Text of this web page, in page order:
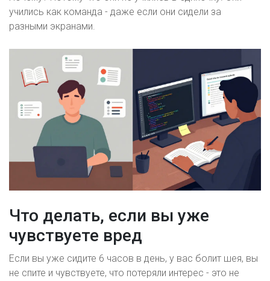
учились как команда - даже если они сидели за
разными экранами.
Что делать, если вы уже
чувствуете вред
Если вы уже сидите 6 часов в день, у вас болит шея, вы
не спите и чувствуете, что потеряли интерес - это не